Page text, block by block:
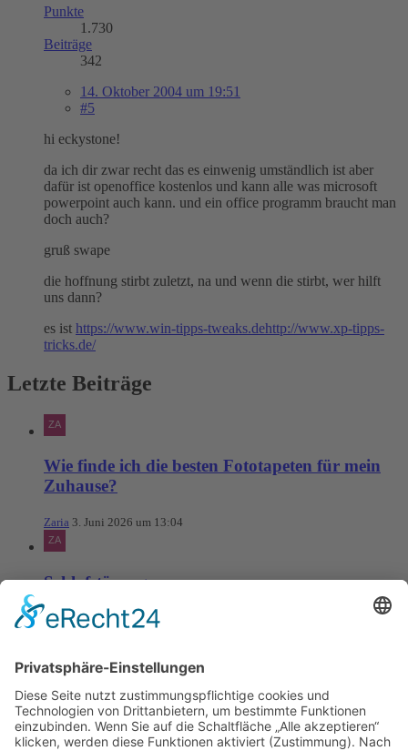
Punkte
1.730
Beiträge
342
14. Oktober 2004 um 19:51
#5
hi eckystone!
da ich dir zwar recht das es einwenig umständlich ist aber
dafür ist openoffice kostenlos und kann alle was microsoft
powerpoint auch kann. und ein office programm braucht man
doch auch?
gruß swape
die hoffnung stirbt zuletzt, na und wenn die stirbt, wer hilft
uns dann?
es ist https://www.win-tipps-tweaks.dehttp://www.xp-tipps-
tricks.de/
Letzte Beiträge
Wie finde ich die besten Fototapeten für mein
Zuhause?
Zaria 3. Juni 2026 um 13:04
Schlafstörungen
Zaria 3. Juni 2026 um 13:03
Ms word to PDF
Manuellsen 28. Mai 2026 um 10:31